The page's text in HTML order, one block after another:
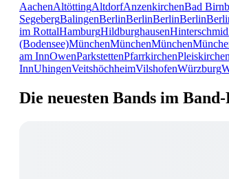
AachenAltöttingAltdorfAnzenkirchenBad
SegebergBalingenBerlinBerlinBerlinBerlin
im RottalHamburgHildburghausen
(Bodensee)MünchenMünchenMünchen
am InnOwenParkstettenPfarrkirchen
InnUhingenVeitshöchheimVilshofenWürzburg
Die neuesten Bands im